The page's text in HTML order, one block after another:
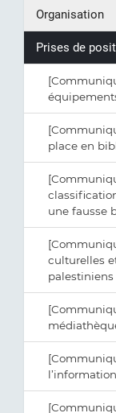
Organisation
Prises de
place en
une fausse
culturelles
palestiniens